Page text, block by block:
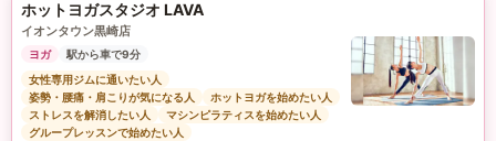
ホットヨガスタジオ LAVA
イオンタウン黒崎店
ヨガ
駅から車で9分
女性専用ジムに通いたい人
姿勢・腰痛・肩こりが気になる人
ホットヨガを始めたい人
ストレスを解消したい人
マシンピラティスを始めたい人
グループレッスンで始めたい人